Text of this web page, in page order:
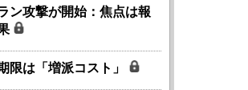
ン攻撃が開始：焦点は報
限は「増派コスト」